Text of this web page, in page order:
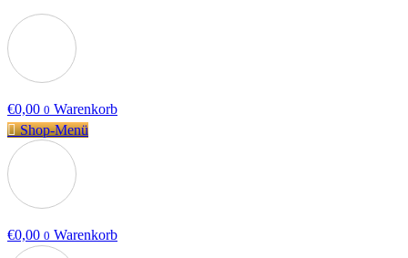
€0,00 0 Warenkorb
Shop-Menü
€0,00 0 Warenkorb